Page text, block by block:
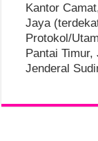
Kantor
Jaya
Protokol/
Pantai
Jenderal